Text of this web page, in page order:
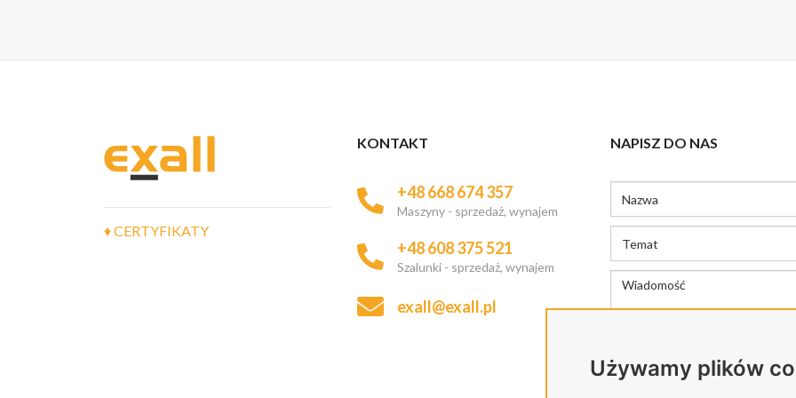
Używamy plików
♦ CERTYFIKATY
KONTAKT
+48 668 674 357
Maszyny - sprzedaż, wynajem
+48 608 375 521
Szalunki - sprzedaż, wynajem
exall@exall.pl
NAPISZ DO NAS